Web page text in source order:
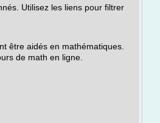
Utilisez les liens pour filtrer
être aidés en mathématiques.
de math en ligne.